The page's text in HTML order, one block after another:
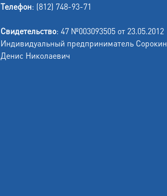
Телефон: (812) 748-93-71
Свидетельство: 47 №003093505 от 23.05.2012
Индивидуальный предприниматель Сорокин
Денис Николаевич